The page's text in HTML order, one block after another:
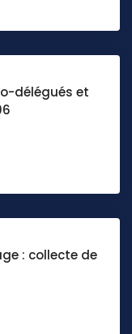
délégués et
: collecte de